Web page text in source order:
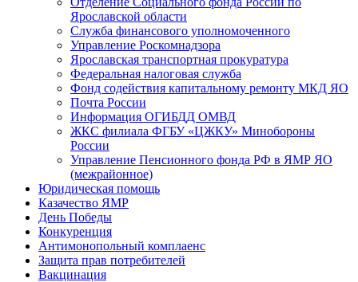
Ярославской области
Служба финансового уполномоченного
Управление Роскомнадзора
Ярославская транспортная прокуратура
Федеральная налоговая служба
Фонд содействия капитальному ремонту МКД ЯО
Почта России
Информация ОГИБДД ОМВД
ЖКС филиала ФГБУ «ЦЖКУ» Минобороны
России
Управление Пенсионного фонда РФ в ЯМР ЯО
(межрайонное)
Юридическая помощь
Казачество ЯМР
День Победы
Конкуренция
Антимонопольный комплаенс
Защита прав потребителей
Вакцинация